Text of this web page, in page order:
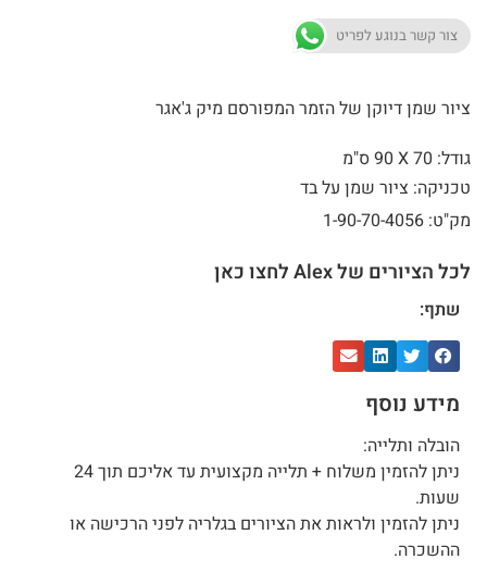
צור קשר בנוגע לפריט
ציור שמן דיוקן של הזמר המפורסם מיק ג'אגר
גודל: 70 X
90 ס"מ
טכניקה: ציור שמן על בד
מק"ט: 1-90-70-4056
לכל הציורים של Alex לחצו כאן
שתף:
מידע נוסף
הובלה ותלייה:
ניתן להזמין משלוח + תלייה מקצועית עד אליכם תוך 24
שעות.
ניתן להזמין ולראות את הציורים בגלריה לפני הרכישה או
ההשכרה.